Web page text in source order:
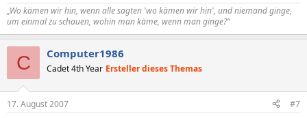
„Wo kämen wir hin, wenn alle sagten 'wo kämen wir hin', und niemand ginge,
um einmal zu schauen, wohin man käme, wenn man ginge?“
C Computer1986
Cadet 4th Year Ersteller dieses Themas
17. August 2007 #7